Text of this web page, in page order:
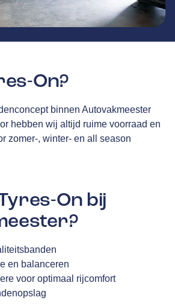
On?
binnen Autovakmeester
hebben wij altijd ruime voorraad en
zomer-, winter- en all season
On bij
en balanceren
voor optimaal rijcomfort